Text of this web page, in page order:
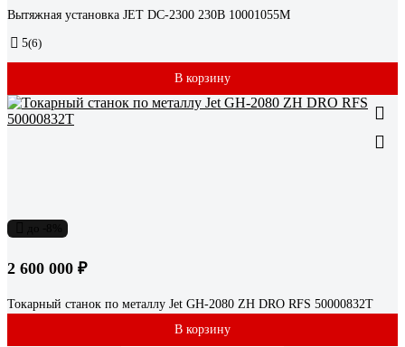
Вытяжная установка JET DC-2300 230В 10001055M
5(6)
В корзину
2 600 000 ₽
Токарный станок по металлу Jet GH-2080 ZH DRO RFS 50000832T
В корзину